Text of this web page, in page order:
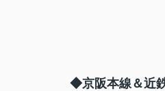
◆京阪本線＆近